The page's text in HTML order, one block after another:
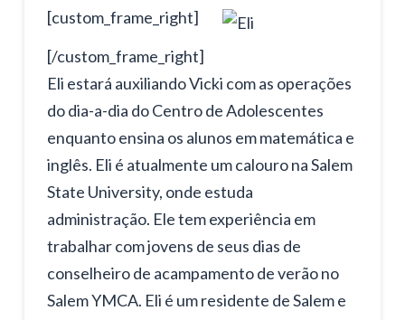
[custom_frame_right]
[/custom_frame_right]
Eli estará auxiliando Vicki com as operações
do dia-a-dia do Centro de Adolescentes
enquanto ensina os alunos em matemática e
inglês. Eli é atualmente um calouro na Salem
State University, onde estuda
administração. Ele tem experiência em
trabalhar com jovens de seus dias de
conselheiro de acampamento de verão no
Salem YMCA. Eli é um residente de Salem e